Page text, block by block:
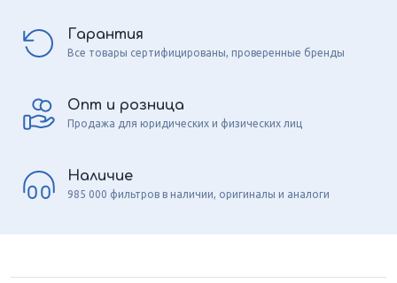
Гарантия
Все товары сертифицированы, проверенные бренды
Опт и розница
Продажа для юридических и физических лиц
Наличие
985 000 фильтров в наличии, оригиналы и аналоги